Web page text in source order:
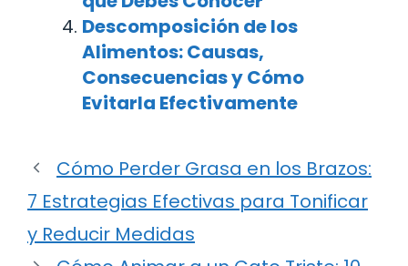
Descomposición de los
Alimentos: Causas,
Consecuencias y Cómo
Evitarla Efectivamente
Cómo Perder Grasa en los Brazos:
7 Estrategias Efectivas para Tonificar
y Reducir Medidas